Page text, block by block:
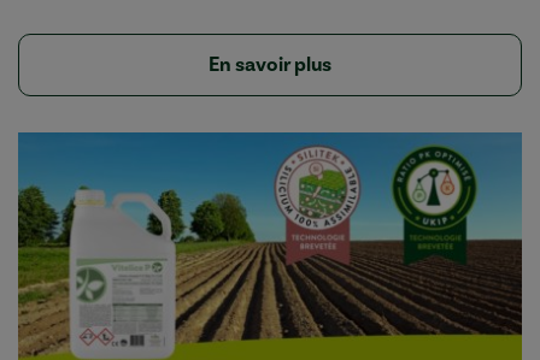
En savoir plus